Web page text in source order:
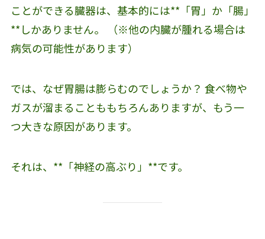
ことができる臓器は、基本的には**「胃」か「腸」
**しかありません。 （※他の内臓が腫れる場合は
病気の可能性があります）
では、なぜ胃腸は膨らむのでしょうか？ 食べ物や
ガスが溜まることももちろんありますが、もう一
つ大きな原因があります。
それは、**「神経の高ぶり」**です。